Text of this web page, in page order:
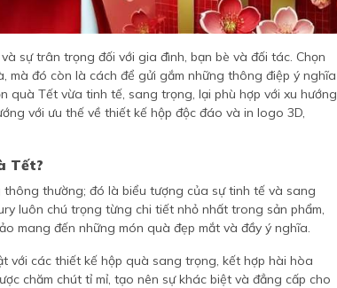
sự trân trọng đối với gia đình, bạn bè và đối tác. Chọn
đó còn là cách để gửi gắm những thông điệp ý nghĩa
quà Tết vừa tinh tế, sang trọng, lại phù hợp với xu hướng
với ưu thế về thiết kế hộp độc đáo và in logo 3D,
Tết?
thường; đó là biểu tượng của sự tinh tế và sang
luôn chú trọng từng chi tiết nhỏ nhất trong sản phẩm,
mang đến những món quà đẹp mắt và đầy ý nghĩa.
với các thiết kế hộp quà sang trọng, kết hợp hài hòa
chăm chút tỉ mỉ, tạo nên sự khác biệt và đẳng cấp cho